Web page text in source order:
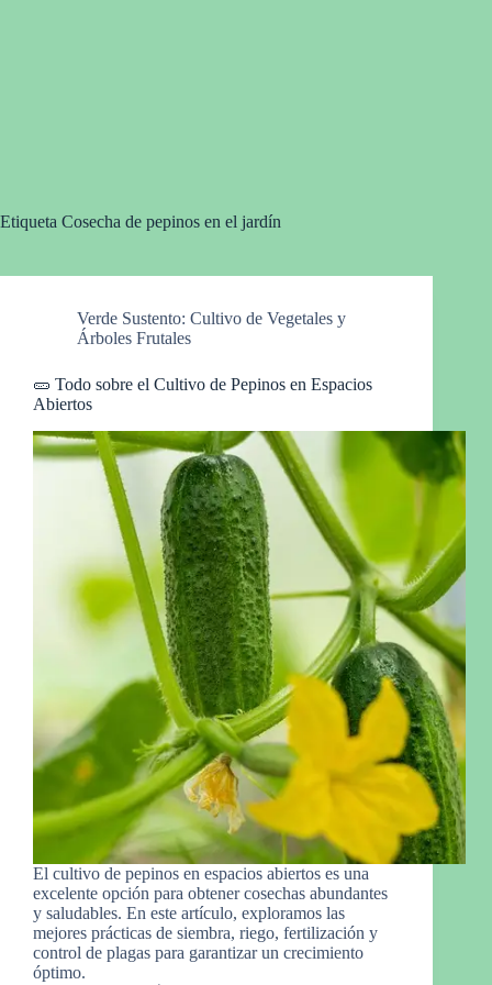
Etiqueta Cosecha de pepinos en el jardín
Verde Sustento: Cultivo de Vegetales y
Árboles Frutales
🥒 Todo sobre el Cultivo de Pepinos en Espacios
Abiertos
El cultivo de pepinos en espacios abiertos es una
excelente opción para obtener cosechas abundantes
y saludables. En este artículo, exploramos las
mejores prácticas de siembra, riego, fertilización y
control de plagas para garantizar un crecimiento
óptimo.